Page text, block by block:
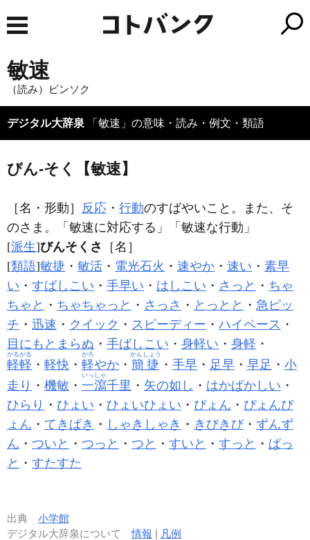
敏速
（読み）ビンソク
デジタル大辞泉 「敏速」の意味・読み・例文・類語
びん‐そく【敏速】
［名・形動］ 反応 ・ 行動のすばやいこと。また、そ
のさま。「 敏速に対応する」「 敏速な行動」
[派生]びんそくさ
［名］
[類語]敏捷 ・ 敏活 ・ 電光石火 ・ 速やか ・ 速い ・ 素早
い ・ すばしこい ・ 手早い ・ はしこい ・ さっと ・ ちゃ
ちゃと ・ ちゃちゃっと ・ さっさ ・ とっとと ・ 急ピッ
チ ・ 迅速 ・ クイック ・ スピーディー ・ ハイペース ・
目にもとまらぬ ・ 手ばしこい ・ 身軽い ・ 身軽 ・
軽軽
かるがる
・ 軽快 ・ 軽
かろ
やか ・ 簡捷
かんしょう
・ 手早 ・ 足早 ・ 早足 ・ 小
走り ・ 機敏 ・ 一瀉
いっしゃ
千里 ・ 矢の如し ・ はかばかしい ・
ひらり ・ ひょい ・ ひょいひょい ・ ぴょん ・ ぴょんぴ
ょん ・ てきぱき ・ しゃきしゃき ・ きびきび・ ずんず
ん ・ ついと ・ つっと ・ つと ・ すいと ・ すっと ・ ぱっ
と ・ すたすた
出典 小学館
デジタル大辞泉について情報 | 凡例